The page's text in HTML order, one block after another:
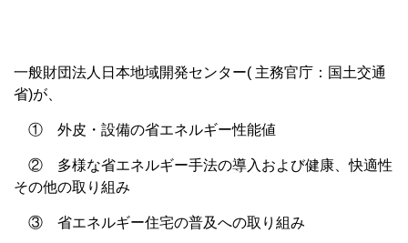
一般財団法人日本地域開発センター( 主務官庁：国土交通
省)が、
① 外皮・設備の省エネルギー性能値
② 多様な省エネルギー手法の導入および健康、快適性
その他の取り組み
③ 省エネルギー住宅の普及への取り組み